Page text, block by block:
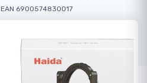
EAN 6900574830017